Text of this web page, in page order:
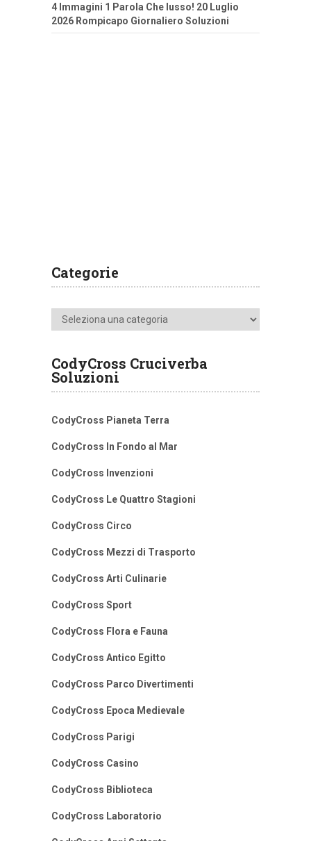
4 Immagini 1 Parola Che lusso! 20 Luglio
2026 Rompicapo Giornaliero Soluzioni
Categorie
Categorie
CodyCross Cruciverba
Soluzioni
CodyCross Pianeta Terra
CodyCross In Fondo al Mar
CodyCross Invenzioni
CodyCross Le Quattro Stagioni
CodyCross Circo
CodyCross Mezzi di Trasporto
CodyCross Arti Culinarie
CodyCross Sport
CodyCross Flora e Fauna
CodyCross Antico Egitto
CodyCross Parco Divertimenti
CodyCross Epoca Medievale
CodyCross Parigi
CodyCross Casino
CodyCross Biblioteca
CodyCross Laboratorio